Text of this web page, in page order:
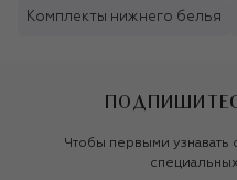
Комплекты нижнего белья
Чтобы первыми